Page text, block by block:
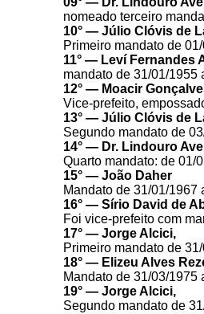
nomeado terceiro
10° — Júlio Clóvis de
Primeiro mandato de
11° — Leví Fernandes
mandato de 31/01/1955
12° — Moacir
Vice-prefeito,
13° — Júlio Clóvis de
Segundo mandato de
14° — Dr. Lindouro
Quarto mandato: de 01/
15° — João Daher
Mandato de 31/01/1967
16° — Sírio David de
Foi vice-prefeito com
17° — Jorge Alcici,
Primeiro mandato de
18° — Elizeu Alves
Mandato de 31/03/1975
19° — Jorge Alcici,
Segundo mandato de